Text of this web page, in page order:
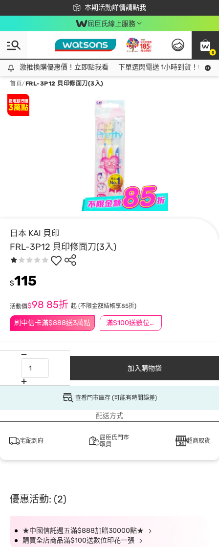
本期活動詳情請點我
下載app最高回饋$350
屈臣氏線上服務
0
激推換購優惠價！立即點我看
激推換購優惠價！立即點我看 下單選閃電送 1小時到貨！領神
首頁/FRL-3P12 貝印修面刀(3入)
日本 KAI 貝印
FRL-3P12 貝印修面刀(3入)
刷中信卡滿$888送3萬點 滿$100送數位印花
$115
活動價$98 85折 起 (不限金額結帳享85折)
加入購物袋
查看門市庫存 (可能有時間誤差)
配送方式
宅配到府
屈臣氏門市
取貨
超商取貨
優惠活動: (2)
★中國信託週五滿$888加贈30000點★
購買全店商品滿$100送數位印花一張